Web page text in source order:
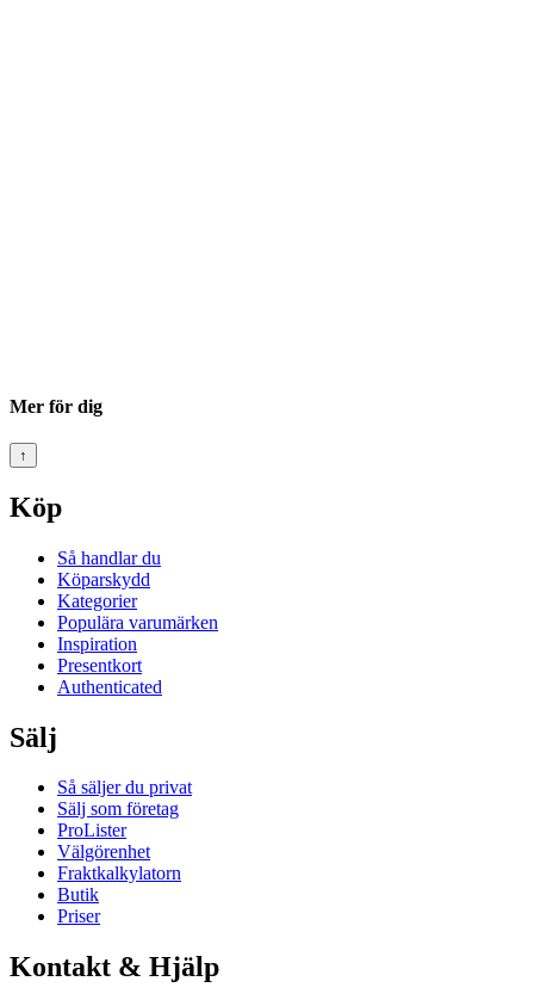
Mer för dig
↑
Köp
Så handlar du
Köparskydd
Kategorier
Populära varumärken
Inspiration
Presentkort
Authenticated
Sälj
Så säljer du privat
Sälj som företag
ProLister
Välgörenhet
Fraktkalkylatorn
Butik
Priser
Kontakt & Hjälp